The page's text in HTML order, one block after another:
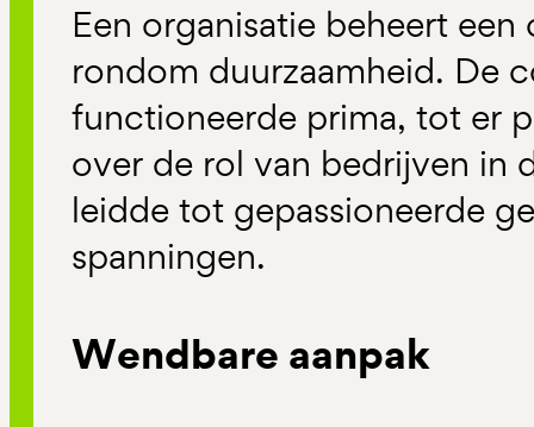
Een organisatie beheert
rondom duurzaamheid. De
functioneerde prima, tot er
over de rol van bedrijven in
leidde tot gepassioneerde
spanningen.
Wendbare aanpak